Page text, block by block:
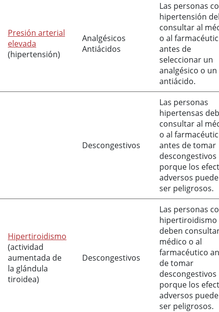
Presión arterial
elevada
(hipertensión)
Analgésicos
Antiácidos
Las personas
hipertensión
consultar al
o al
antes de
seleccionar un
analgésico o un
antiácido.
Descongestivos
Las personas
hipertensas
consultar al
o al
antes de tomar
descongestivos
porque los
adversos
ser peligrosos.
Hipertiroidismo
(actividad
aumentada de
la glándula
tiroidea)
Descongestivos
Las personas
hipertiroidismo
deben
médico o al
farmacéutico
de tomar
descongestivos
porque los
adversos
ser peligrosos.